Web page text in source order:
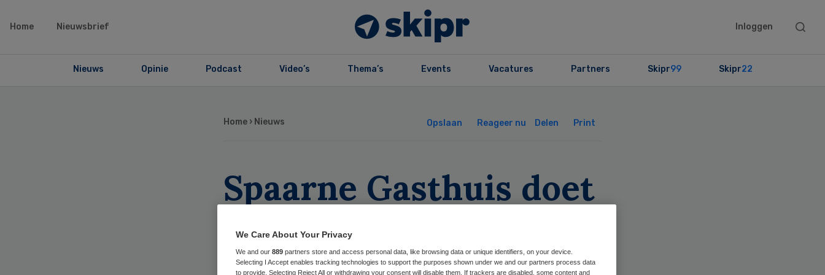
Home Nieuwsbrief Inloggen
Search
Nieuws Opinie Podcast Video’s Thema’s Events Vacatures Partners Skipr99 Skipr22
Home › Nieuws Opslaan Reageer nu Delen Print
Spaarne Gasthuis doet
niet mee met ‘nieuw
keurmerk’ NFK
We Care About Your Privacy
We and our 889 partners store and access personal data, like browsing data or unique identifiers, on your device.
Selecting I Accept enables tracking technologies to support the purposes shown under we and our partners process data
to provide. Selecting Reject All or withdrawing your consent will disable them. If trackers are disabled, some content and